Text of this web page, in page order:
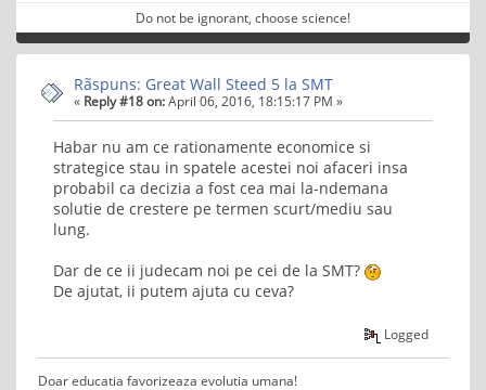
Do not be ignorant, choose science!
Rãspuns: Great Wall Steed 5 la SMT
« Reply #18 on:April 06, 2016, 18:15:17 PM »
Habar nu am ce rationamente economice si
strategice stau in spatele acestei noi afaceri insa
probabil ca decizia a fost cea mai la-ndemana
solutie de crestere pe termen scurt/mediu sau
lung.
Dar de ce ii judecam noi pe cei de la SMT?
De ajutat, ii putem ajuta cu ceva?
Logged
Doar educatia favorizeaza evolutia umana!